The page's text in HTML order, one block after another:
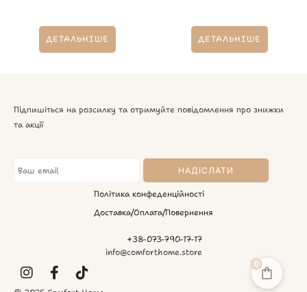
ДЕТАЛЬНІШЕ ДЕТАЛЬНІШЕ
Підпишіться на розсилку та отримуйте повідомлення про знижки
та акції
Політика конфеденційності
Доставка/Оплата/Повернення
+38-073-790-17-17
info@comforthome.store
0